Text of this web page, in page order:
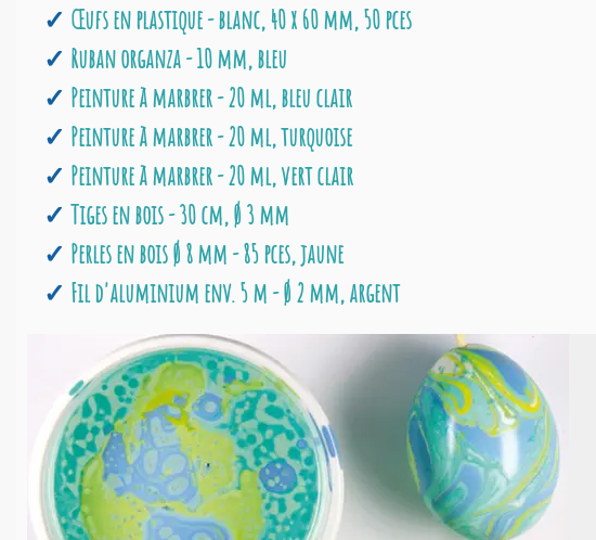
Œufs en plastique - blanc, 40 x 60 mm, 50 pces
Ruban organza - 10 mm, bleu
Peinture à marbrer - 20 ml, bleu clair
Peinture à marbrer - 20 ml, turquoise
Peinture à marbrer - 20 ml, vert clair
Tiges en bois - 30 cm, Ø 3 mm
Perles en bois Ø 8 mm - 85 pces, jaune
Fil d'aluminium env. 5 m - Ø 2 mm, argent